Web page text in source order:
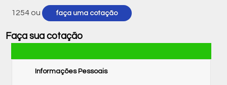
1254 ou faça uma cotação
Faça sua cotação
Informações Pessoais